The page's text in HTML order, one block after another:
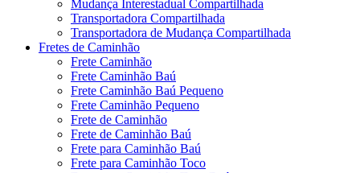
Mudança Interestadual Compartilhada
Transportadora Compartilhada
Transportadora de Mudança Compartilhada
Fretes de Caminhão
Frete Caminhão
Frete Caminhão Baú
Frete Caminhão Baú Pequeno
Frete Caminhão Pequeno
Frete de Caminhão
Frete de Caminhão Baú
Frete para Caminhão Baú
Frete para Caminhão Toco